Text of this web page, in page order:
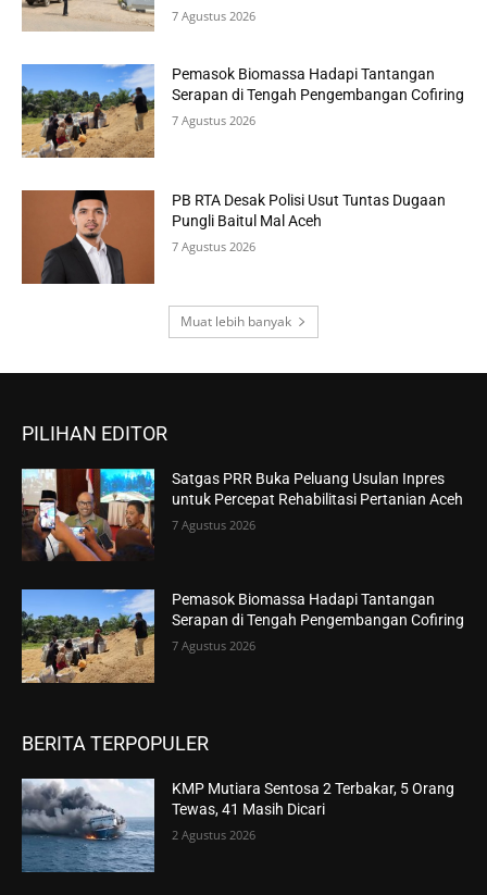
7 Agustus 2026
Pemasok Biomassa Hadapi Tantangan
Serapan di Tengah Pengembangan Cofiring
7 Agustus 2026
PB RTA Desak Polisi Usut Tuntas Dugaan
Pungli Baitul Mal Aceh
7 Agustus 2026
Muat lebih banyak
PILIHAN EDITOR
Satgas PRR Buka Peluang Usulan Inpres
untuk Percepat Rehabilitasi Pertanian Aceh
7 Agustus 2026
Pemasok Biomassa Hadapi Tantangan
Serapan di Tengah Pengembangan Cofiring
7 Agustus 2026
BERITA TERPOPULER
KMP Mutiara Sentosa 2 Terbakar, 5 Orang
Tewas, 41 Masih Dicari
2 Agustus 2026